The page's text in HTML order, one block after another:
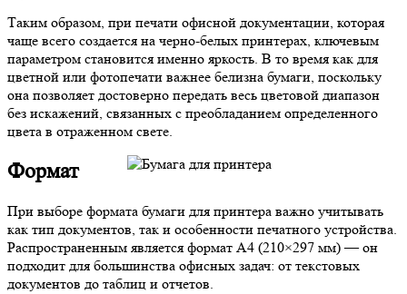
Таким образом, при печати офисной документации, которая
чаще всего создается на черно-белых принтерах, ключевым
параметром становится именно яркость. В то время как для
цветной или фотопечати важнее белизна бумаги, поскольку
она позволяет достоверно передать весь цветовой диапазон
без искажений, связанных с преобладанием определенного
цвета в отраженном свете.
Формат
При выборе формата бумаги для принтера важно учитывать
как тип документов, так и особенности печатного устройства.
Распространенным является формат А4 (210×297 мм) — он
подходит для большинства офисных задач: от текстовых
документов до таблиц и отчетов.